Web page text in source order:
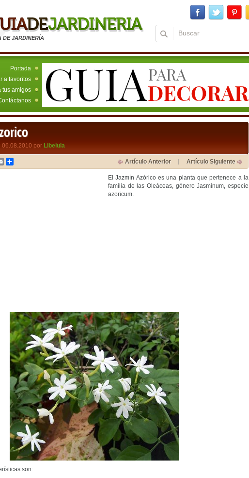
DE JARDINERÍA
Portada
a favoritos
tus amigos
06.08.2010 por Libelula
Email Artículo Anterior Artículo Siguiente
El Jazmín Azórico es una planta que pertenece a la
familia de las Oleáceas, género Jasminum, especie
azoricum.
son: